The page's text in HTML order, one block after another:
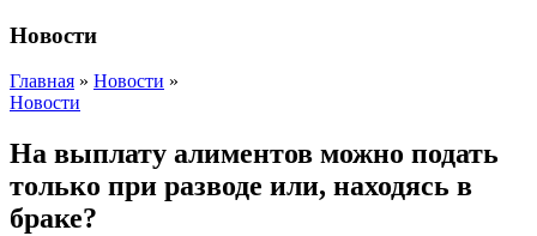
Новости
Главная » Новости »
Новости
На выплату алиментов можно подать
только при разводе или, находясь в
браке?